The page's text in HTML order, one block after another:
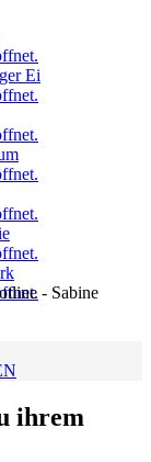
Ei
ihrem